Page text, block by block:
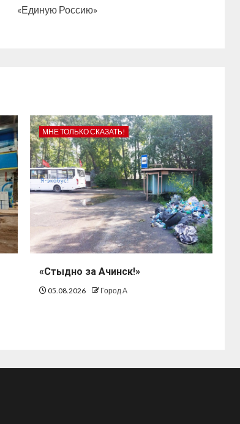
«Единую Россию»
МНЕ ТОЛЬКО СКАЗАТЬ!
«Стыдно за Ачинск!»
05.08.2026 Город А